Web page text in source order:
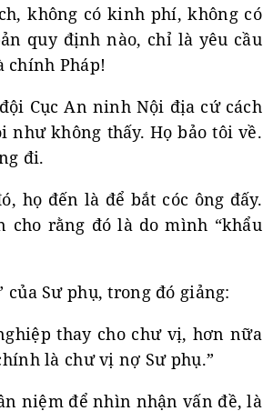
không có kinh phí, không có
quy định nào, chỉ là yêu cầu
chính Pháp!
Cục An ninh Nội địa cứ cách
không thấy. Họ bảo tôi về.
đi.
họ đến là để bắt cóc ông đấy.
cho rằng đó là do mình “khẩu
Sư phụ, trong đó giảng:
thay cho chư vị, hơn nữa
là chư vị nợ Sư phụ.”
niệm để nhìn nhận vấn đề, là